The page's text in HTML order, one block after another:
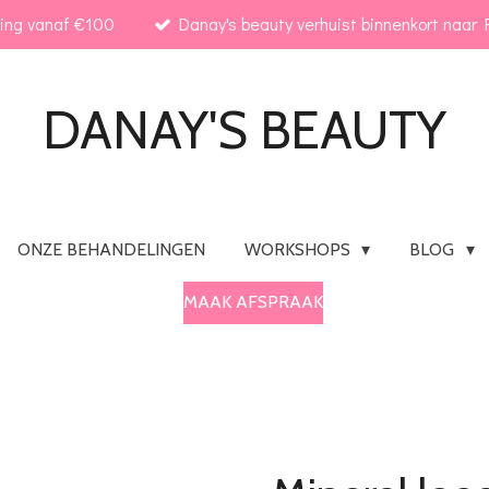
vanaf €100 Danay's beauty verhuist binnenkort naar
DANAY'S BEAUTY
ONZE BEHANDELINGEN WORKSHOPS BLOG
MAAK AFSPRAAK